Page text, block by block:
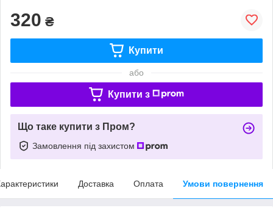
320 ₴
Купити
або
Купити з
Що таке купити з Пром?
Замовлення під захистом
Доставка Оплата Умови повернення